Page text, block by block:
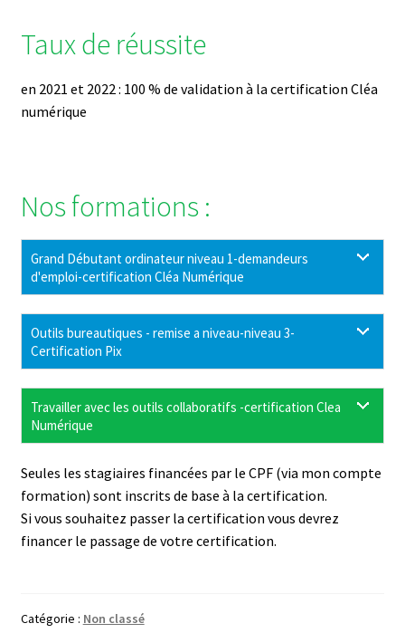
Taux de réussite
en 2021 et 2022 : 100 % de validation à la certification Cléa
numérique
Nos formations :
Grand Débutant ordinateur niveau 1-demandeurs
d'emploi-certification Cléa Numérique
Outils bureautiques - remise a niveau-niveau 3-
Certification Pix
Travailler avec les outils collaboratifs -certification Clea
Numérique
Seules les stagiaires financées par le CPF (via mon compte
formation) sont inscrits de base à la certification.
Si vous souhaitez passer la certification vous devrez
financer le passage de votre certification.
Catégorie : Non classé